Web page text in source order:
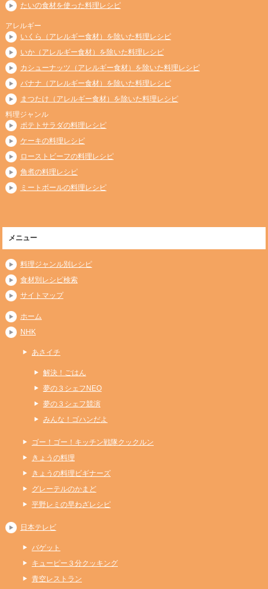
たいの食材を使った料理レシピ
アレルギー
いくら（アレルギー食材）を除いた料理レシピ
いか（アレルギー食材）を除いた料理レシピ
カシューナッツ（アレルギー食材）を除いた料理レシピ
バナナ（アレルギー食材）を除いた料理レシピ
まつたけ（アレルギー食材）を除いた料理レシピ
料理ジャンル
ポテトサラダの料理レシピ
ケーキの料理レシピ
ローストビーフの料理レシピ
角煮の料理レシピ
ミートボールの料理レシピ
メニュー
料理ジャンル別レシピ
食材別レシピ検索
サイトマップ
ホーム
NHK
あさイチ
解決！ごはん
夢の３シェフNEO
夢の３シェフ競演
みんな！ゴハンだよ
ゴー！ゴー！キッチン戦隊クックルン
きょうの料理
きょうの料理ビギナーズ
グレーテルのかまど
平野レミの早わざレシピ
日本テレビ
バゲット
キューピー３分クッキング
青空レストラン